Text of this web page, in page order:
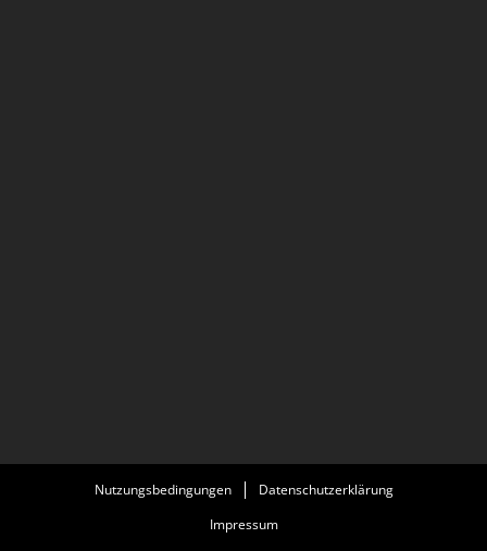
Nutzungsbedingungen
Datenschutzerklärung
Impressum